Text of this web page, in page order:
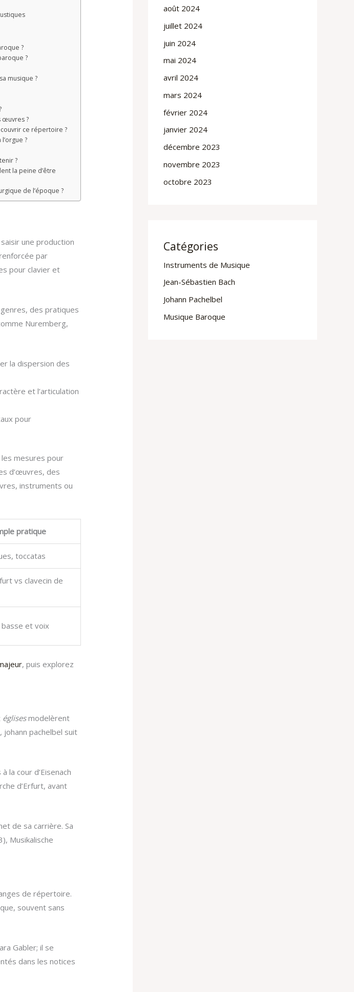
?
?
musique ?
œuvres ?
ce répertoire ?
?
?
la peine d’être
de l’époque ?
une production
par
pour clavier et
des pratiques
Nuremberg,
la dispersion des
et l’articulation
pour
mesures pour
d’œuvres, des
instruments ou
pratique
toccatas
vs clavecin de
et voix
, puis explorez
églisesmodelèrent
pachelbel suit
la cour d’Eisenach
d’Erfurt, avant
de sa carrière. Sa
Musikalische
de répertoire.
souvent sans
Gabler; il se
dans les notices
août 2024
juillet 2024
juin 2024
mai 2024
avril 2024
mars 2024
février 2024
janvier 2024
décembre 2023
novembre 2023
octobre 2023
Catégories
Instruments de Musique
Jean-Sébastien Bach
Johann Pachelbel
Musique Baroque